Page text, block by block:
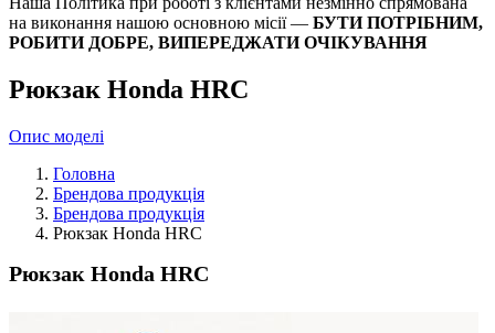
на виконання нашою основною місії — БУТИ ПОТРІБНИМ,
РОБИТИ ДОБРЕ, ВИПЕРЕДЖАТИ ОЧІКУВАННЯ
Рюкзак Honda HRC
Опис моделі
Головна
Брендова продукція
Брендова продукція
Рюкзак Honda HRC
Рюкзак Honda HRC